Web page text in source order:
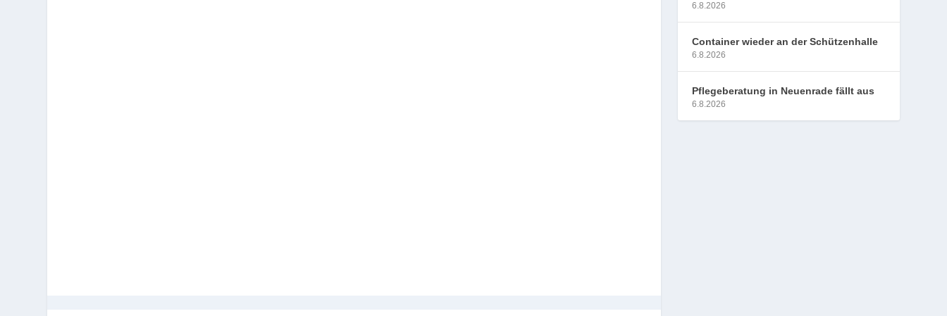
6.8.2026
Container wieder an der Schützenhalle
6.8.2026
Pflegeberatung in Neuenrade fällt aus
6.8.2026